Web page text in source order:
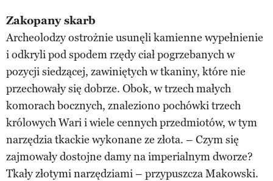
Zakopany skarb
Archeolodzy ostrożnie usunęli kamienne wypełnienie
i odkryli pod spodem rzędy ciał pogrzebanych w
pozycji siedzącej, zawiniętych w tkaniny, które nie
przechowały się dobrze. Obok, w trzech małych
komorach bocznych, znaleziono pochówki trzech
królowych Wari i wiele cennych przedmiotów, w tym
narzędzia tkackie wykonane ze złota. – Czym się
zajmowały dostojne damy na imperialnym dworze?
Tkały złotymi narzędziami – przypuszcza Makowski.